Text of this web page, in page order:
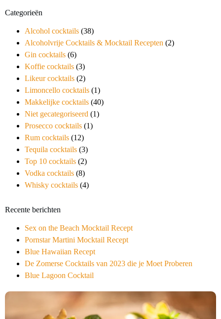
Categorieën
Alcohol cocktails (38)
Alcoholvrije Cocktails & Mocktail Recepten (2)
Gin cocktails (6)
Koffie cocktails (3)
Likeur cocktails (2)
Limoncello cocktails (1)
Makkelijke cocktails (40)
Niet gecategoriseerd (1)
Prosecco cocktails (1)
Rum cocktails (12)
Tequila cocktails (3)
Top 10 cocktails (2)
Vodka cocktails (8)
Whisky cocktails (4)
Recente berichten
Sex on the Beach Mocktail Recept
Pornstar Martini Mocktail Recept
Blue Hawaiian Recept
De Zomerse Cocktails van 2023 die je Moet Proberen
Blue Lagoon Cocktail